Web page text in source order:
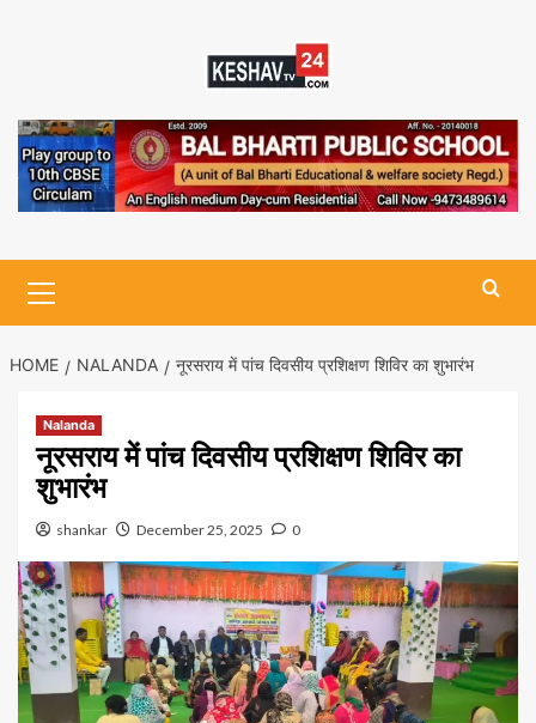
Menu
HOME NALANDA नूरसराय में पांच दिवसीय प्रशिक्षण शिविर का शुभारंभ
Nalanda
नूरसराय में पांच दिवसीय प्रशिक्षण शिविर का
शुभारंभ
shankar December 25, 2025 0